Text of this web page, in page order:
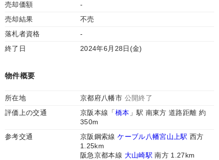
売却価額
-
売却結果
不売
落札者資格
-
終了日
2024年6月28日(金)
物件概要
所在地 京都府八幡市 公開終了
評価上の交通
京阪本線「橋本 」駅 南東方 道路距離 約
350m
参考交通
京阪鋼索線ケーブル八幡宮山上駅 西方
1.25km
阪急京都本線 大山崎駅 南方 1.27km